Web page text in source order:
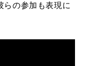
らの参加も表現に